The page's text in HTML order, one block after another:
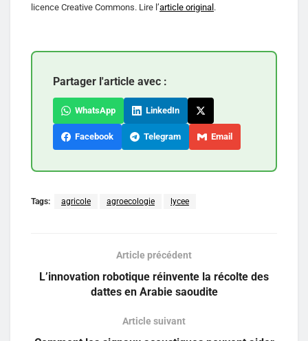
licence Creative Commons. Lire l’article original .
Partager l'article avec :
WhatsApp LinkedIn
Facebook Telegram Email
Tags: agricole agroecologie lycee
Article précédent
L’innovation robotique réinvente la récolte des
dattes en Arabie saoudite
Article suivant